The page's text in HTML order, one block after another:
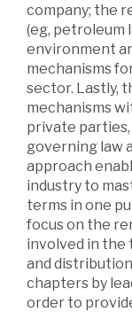
company; the
(eg, petroleum
environment
mechanisms
sector. Lastly,
mechanisms
private
governing law
approach
industry to
terms in one
focus on the
involved in
and
chapters by
order to